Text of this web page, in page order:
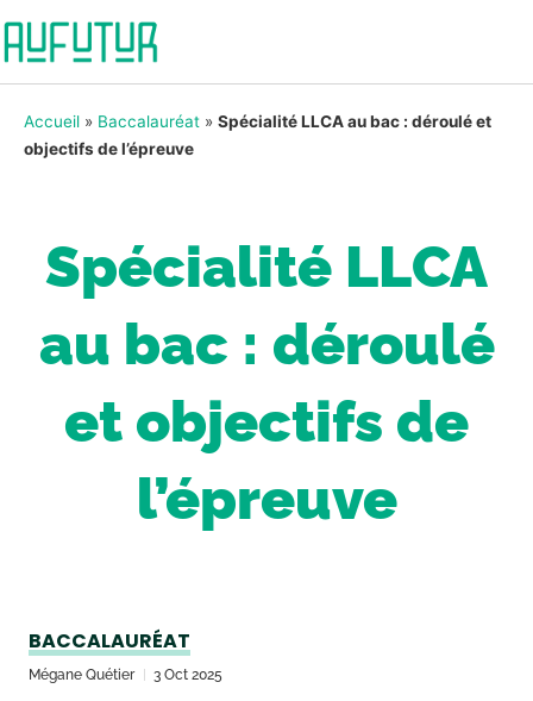
Accueil » Baccalauréat » Spécialité LLCA au bac : déroulé et
objectifs de l’épreuve
Spécialité LLCA
au bac : déroulé
et objectifs de
l’épreuve
BACCALAURÉAT
Mégane Quétier 3 Oct 2025